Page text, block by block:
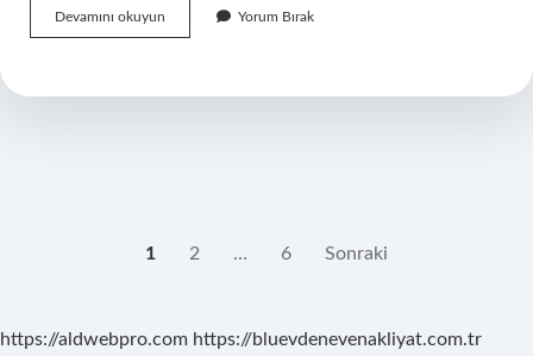
Devamını okuyun
bölgem
?
Yorum Bırak
1 2 … 6 Sonraki
https://aldwebpro.com https://bluevdenevenakliyat.com.tr